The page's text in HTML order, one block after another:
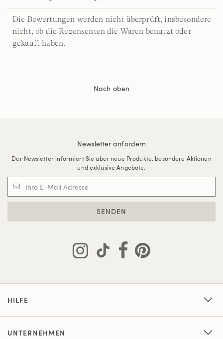
Die Bewertungen werden nicht überprüft, insbesondere
nicht, ob die Rezensenten die Waren benutzt oder
gekauft haben.
Nach oben
Newsletter anfordern
Der Newsletter informiert Sie über neue Produkte, besondere Aktionen
und exklusive Angebote.
SENDEN
HILFE
UNTERNEHMEN